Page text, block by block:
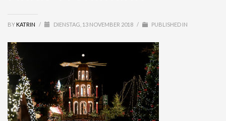
BY KATRIN / DIENSTAG, 13 NOVEMBER 2018 / PUBLISHED IN